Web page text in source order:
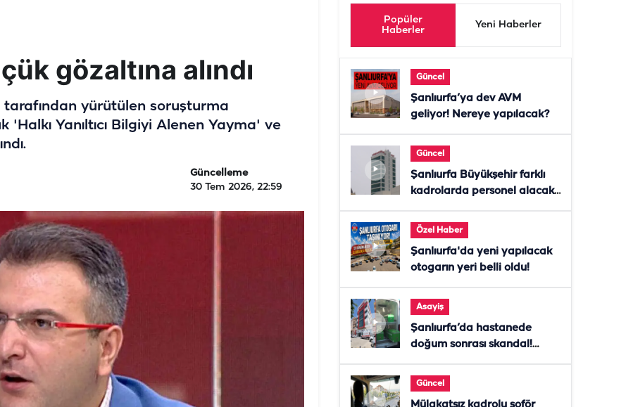
gözaltına alındı
tarafından yürütülen soruşturma
Yanıltıcı Bilgiyi Alenen Yayma' ve
Güncelleme
30 Tem 2026, 22:59
Popüler
Haberler
Yeni Haberler
Güncel
Şanlıurfa’ya dev AVM
geliyor! Nereye yapılacak?
Güncel
Şanlıurfa Büyükşehir farklı
kadrolarda personel alacak!
Özel Haber
Şanlıurfa'da yeni yapılacak
otogarın yeri belli oldu!
Asayiş
Şanlıurfa’da hastanede
doğum sonrası skandal!
Güncel
Mülakatsız kadrolu şoför